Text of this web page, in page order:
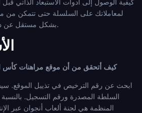
كيفية الوصول إلى أدوات الاستبعاد الذاتي
لمعاملاتك على السلسلة حتى تتمكن من
بشكل مستقل عن دفتر الأستاذ الداخلي للمنصة.
كيف أتحقق من أن موقع مراهنات كأس
ابحث عن رقم الترخيص في تذييل الموقع.
السلطة المصدرة ورقم التسجيل.
المنظمة هي لجنة ألعاب أنجوان عبر